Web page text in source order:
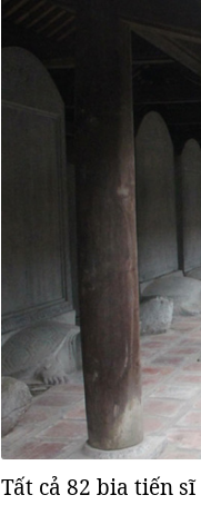
Tất cả 82 bia tiến